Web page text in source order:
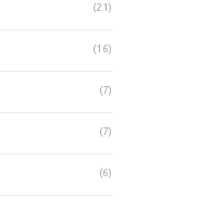
(21)
(16)
(7)
(7)
(6)